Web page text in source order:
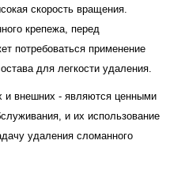
скорость вращения.
крепежа, перед
потребоваться применение
для легкости удаления.
и внешних - являются ценными
и их использование
удаления сломанного